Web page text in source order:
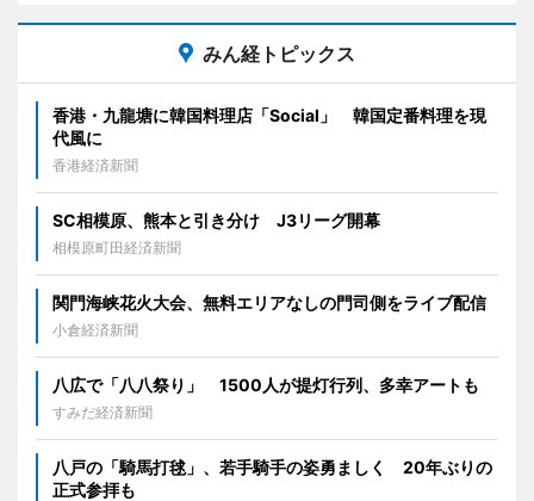
みん経トピックス
香港・九龍塘に韓国料理店「Social」 韓国定番料理を現
代風に
香港経済新聞
SC相模原、熊本と引き分け J3リーグ開幕
相模原町田経済新聞
関門海峡花火大会、無料エリアなしの門司側をライブ配信
小倉経済新聞
八広で「八八祭り」 1500人が提灯行列、多幸アートも
すみだ経済新聞
八戸の「騎馬打毬」、若手騎手の姿勇ましく 20年ぶりの
正式参拝も